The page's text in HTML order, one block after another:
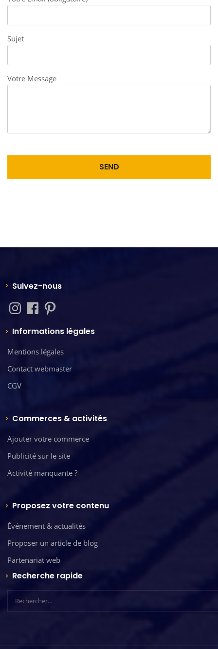
Sujet
Votre Message
Suivez-nous
Informations légales
Mentions légales
Contact webmaster
CGV
Commerces & activités
Ajouter votre commerce
Publicité sur le site
Activité manquante ?
Proposez votre contenu
Événement & actualités
Proposer un article de blog
Partenariat web
Recherche rapide